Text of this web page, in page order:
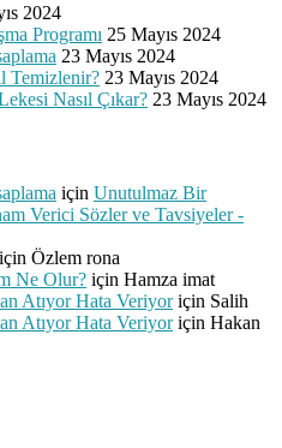
2024
Programı 25 Mayıs 2024
23 Mayıs 2024
Temizlenir? 23 Mayıs 2024
Nasıl Çıkar? 23 Mayıs 2024
için Unutulmaz Bir
Verici Sözler ve Tavsiyeler -
için Özlem rona
Ne Olur? için Hamza imat
Atıyor Hata Veriyoriçin Salih
Atıyor Hata Veriyoriçin Hakan